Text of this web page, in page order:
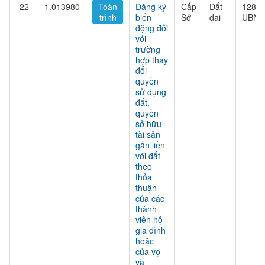
22 1.013980
Toàn
trình
Đăng ký
biến
động đối
với
trường
hợp thay
đổi
quyền
sử dụng
đất,
quyền
sở hữu
tài sản
gắn liền
với đất
theo
thỏa
thuận
của các
thành
viên hộ
gia đình
hoặc
của vợ
và
Cấp
Sở
Đất
đai
UBND